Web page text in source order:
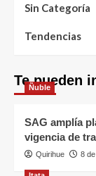
Sin Categoría
Tendencias
Te pueden
Ñuble
SAG amplía
vigencia de
Quirihue 8